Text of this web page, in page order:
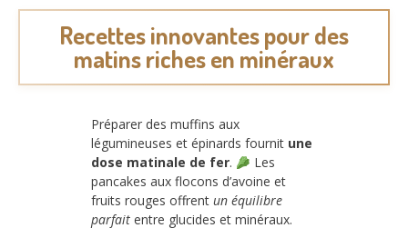
Recettes innovantes pour des
matins riches en minéraux
Préparer des muffins aux
légumineuses et épinards fournit une
dose matinale de fer.
Les
pancakes aux flocons d’avoine et
fruits rouges offrent un équilibre
parfait entre glucides et minéraux.